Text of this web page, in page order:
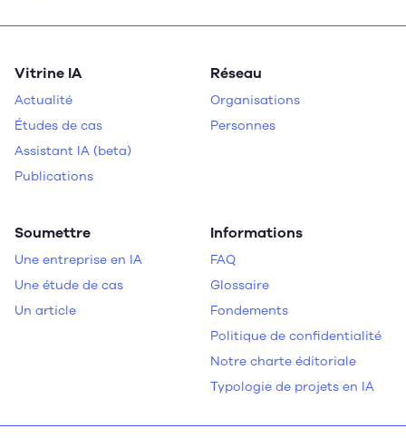
Vitrine IA
Actualité
Études de cas
Assistant IA (beta)
Publications
Réseau
Organisations
Personnes
Soumettre
Une entreprise en IA
Une étude de cas
Un article
Informations
FAQ
Glossaire
Fondements
Politique de confidentialité
Notre charte éditoriale
Typologie de projets en IA